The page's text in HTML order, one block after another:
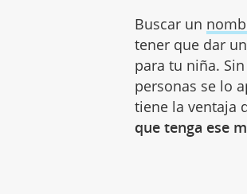
Buscar un
tener que dar
para tu niña.
personas se lo
tiene la ventaja
que tenga ese